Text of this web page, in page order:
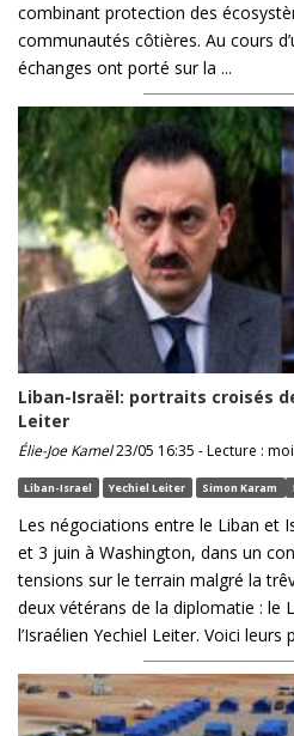
combinant protection des
communautés côtières. Au cours
échanges ont porté sur la ...
Liban-Israël: portraits croisés
Leiter
Élie-Joe Kamel23/05 16:35 - Lecture :
Liban-Israel Yechiel Leiter Simon Karam
Les négociations entre le Liban et
et 3 juin à Washington, dans un
tensions sur le terrain malgré la
deux vétérans de la diplomatie : le
l’Israélien Yechiel Leiter. Voici leurs